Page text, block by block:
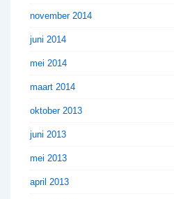
november 2014
juni 2014
mei 2014
maart 2014
oktober 2013
juni 2013
mei 2013
april 2013